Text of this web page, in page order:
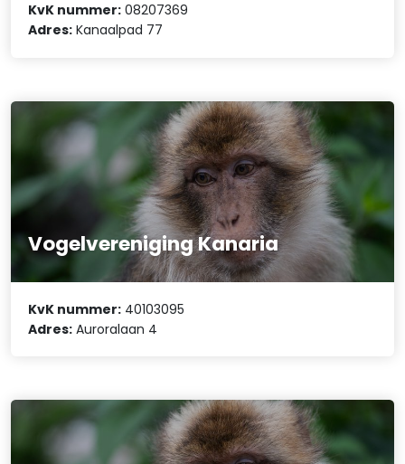
KvK nummer: 08207369
Adres: Kanaalpad 77
Vogelvereniging Kanaria
KvK nummer: 40103095
Adres: Auroralaan 4